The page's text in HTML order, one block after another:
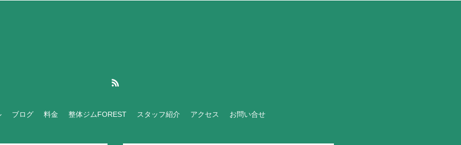
ブログ 料金 整体ジムFOREST スタッフ紹介 アクセス お問い合せ